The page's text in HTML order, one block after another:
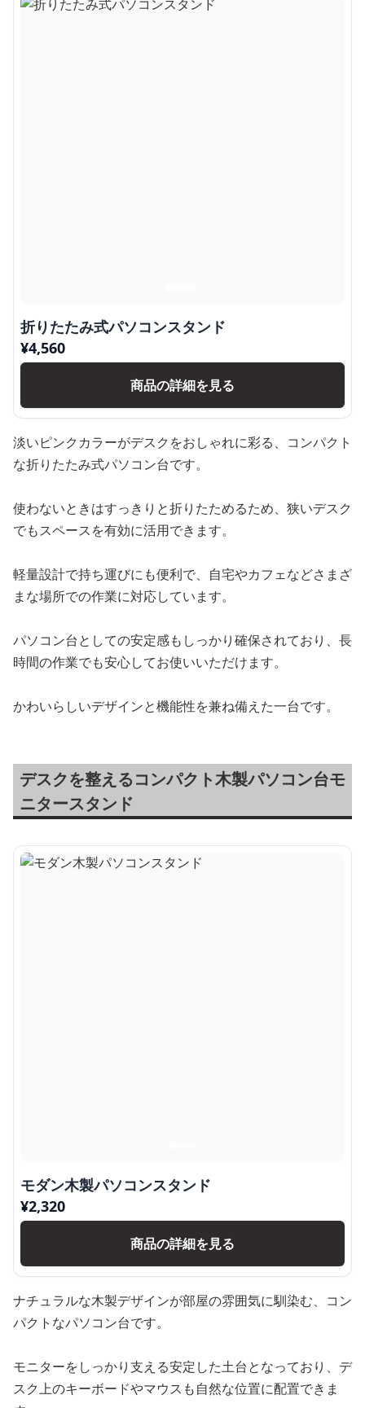
折りたたみ式パソコンスタンド
¥4,560
商品の詳細を見る
淡いピンクカラーがデスクをおしゃれに彩る、コンパクト
な折りたたみ式パソコン台です。
使わないときはすっきりと折りたためるため、狭いデスク
でもスペースを有効に活用できます。
軽量設計で持ち運びにも便利で、自宅やカフェなどさまざ
まな場所での作業に対応しています。
パソコン台としての安定感もしっかり確保されており、長
時間の作業でも安心してお使いいただけます。
かわいらしいデザインと機能性を兼ね備えた一台です。
デスクを整えるコンパクト木製パソコン台モ
ニタースタンド
モダン木製パソコンスタンド
¥2,320
商品の詳細を見る
ナチュラルな木製デザインが部屋の雰囲気に馴染む、コン
パクトなパソコン台です。
モニターをしっかり支える安定した土台となっており、デ
スク上のキーボードやマウスも自然な位置に配置できま